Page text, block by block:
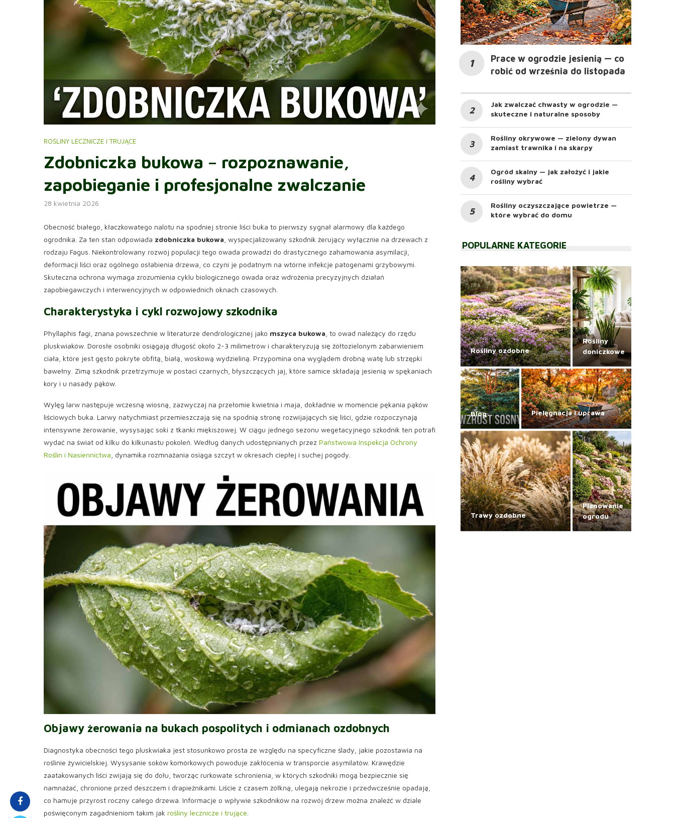
ROŚLINY LECZNICZE I TRUJĄCE
Zdobniczka bukowa – rozpoznawanie,
zapobieganie i profesjonalne zwalczanie
28 kwietnia 2026
Obecność białego, kłaczkowatego nalotu na spodniej stronie liści buka to pierwszy sygnał alarmowy dla każdego
ogrodnika. Za ten stan odpowiada zdobniczka bukowa , wyspecjalizowany szkodnik żerujący wyłącznie na drzewach z
rodzaju Fagus. Niekontrolowany rozwój populacji tego owada prowadzi do drastycznego zahamowania asymilacji,
deformacji liści oraz ogólnego osłabienia drzewa, co czyni je podatnym na wtórne infekcje patogenami grzybowymi.
Skuteczna ochrona wymaga zrozumienia cyklu biologicznego owada oraz wdrożenia precyzyjnych działań
zapobiegawczych i interwencyjnych w odpowiednich oknach czasowych.
Charakterystyka i cykl rozwojowy szkodnika
Phyllaphis fagi, znana powszechnie w literaturze dendrologicznej jako mszyca bukowa , to owad należący do rzędu
pluskwiaków. Dorosłe osobniki osiągają długość około 2-3 milimetrów i charakteryzują się żółtozielonym zabarwieniem
ciała, które jest gęsto pokryte obfitą, białą, woskową wydzieliną. Przypomina ona wyglądem drobną watę lub strzępki
bawełny. Zimą szkodnik przetrzymuje w postaci czarnych, błyszczących jaj, które samice składają jesienią w spękaniach
kory i u nasady pąków.
Wylęg larw następuje wczesną wiosną, zazwyczaj na przełomie kwietnia i maja, dokładnie w momencie pękania pąków
liściowych buka. Larwy natychmiast przemieszczają się na spodnią stronę rozwijających się liści, gdzie rozpoczynają
intensywne żerowanie, wysysając soki z tkanki miękiszowej. W ciągu jednego sezonu wegetacyjnego szkodnik ten potrafi
wydać na świat od kilku do kilkunastu pokoleń. Według danych udostępnianych przez Państwowa Inspekcja Ochrony
Roślin i Nasiennictwa , dynamika rozmnażania osiąga szczyt w okresach ciepłej i suchej pogody.
Objawy żerowania na bukach pospolitych i odmianach ozdobnych
Diagnostyka obecności tego pluskwiaka jest stosunkowo prosta ze względu na specyficzne ślady, jakie pozostawia na
roślinie żywicielskiej. Wysysanie soków komórkowych powoduje zakłócenia w transporcie asymilatów. Krawędzie
zaatakowanych liści zwijają się do dołu, tworząc rurkowate schronienia, w których szkodniki mogą bezpiecznie się
namnażać, chronione przed deszczem i drapieżnikami. Liście z czasem żółkną, ulegają nekrozie i przedwcześnie opadają,
co hamuje przyrost roczny całego drzewa. Informacje o wpływie szkodników na rozwój drzew można znaleźć w dziale
poświęconym zagadnieniom takim jak rośliny lecznicze i trujące
Prace w ogrodzie jesienią — co
robić od września do listopada
Jak zwalczać chwasty w ogrodzie —
skuteczne i naturalne sposoby
Rośliny okrywowe — zielony dywan
zamiast trawnika i na skarpy
Ogród skalny — jak założyć i jakie
rośliny wybrać
Rośliny oczyszczające powietrze —
które wybrać do domu
POPULARNE KATEGORIE
Rośliny ozdobne
Rośliny
doniczkowe
Blog Pielęgnacja i uprawa
Trawy ozdobne
Planowanie
ogrodu